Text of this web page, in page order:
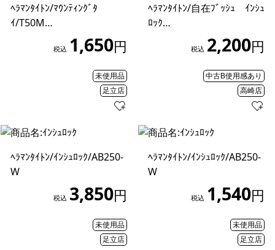
ﾍﾗﾏﾝﾀｲﾄﾝ/ﾏｳﾝﾃｨﾝｸﾞﾀ
ｲ/T50M…
税込 1,650円
未使用品
足立店
ﾍﾗﾏﾝﾀｲﾄﾝ/自在ﾌﾞｯｼｭ ｲﾝｼｭ
ﾛｯｸ…
税込 2,200円
中古B使用感あり
高崎店
ﾍﾗﾏﾝﾀｲﾄﾝ/ｲﾝｼｭﾛｯｸ/AB250-
W
税込 3,850円
未使用品
足立店
ﾍﾗﾏﾝﾀｲﾄﾝ/ｲﾝｼｭﾛｯｸ/AB250-
W
税込 1,540円
未使用品
足立店